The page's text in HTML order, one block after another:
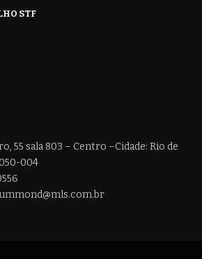
STF
55 sala 803 – Centro –Cidade: Rio de
004